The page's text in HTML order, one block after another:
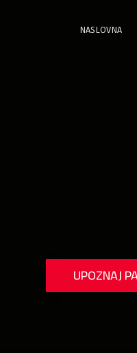
NASLOVNA
UPOZNAJ